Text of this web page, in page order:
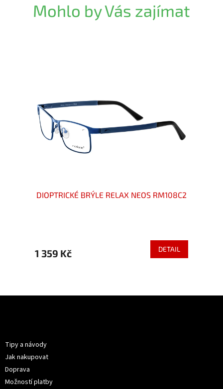
Mohlo by Vás zajímat
DIOPTRICKÉ BRÝLE RELAX NEOS RM108C2
1 359 Kč DETAIL
Tipy a návody
Jak nakupovat
Doprava
Možností platby